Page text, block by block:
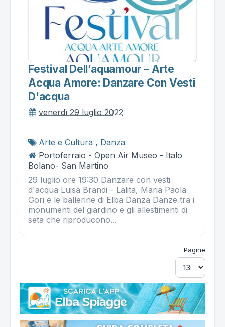
Festival Dell’aquamour – Arte
Acqua Amore: Danzare Con Vesti
D'acqua
venerdì 29 luglio 2022
Arte e Cultura , Danza
Portoferraio - Open Air Museo - Italo
Bolano- San Martino
29 luglio ore 19:30 Danzare con vesti
d'acqua Luisa Brandi - Lalita, Maria Paola
Gori e le ballerine di Elba Danza Danze tra i
monumenti del giardino e gli allestimenti di
seta che riproducono...
Pagine